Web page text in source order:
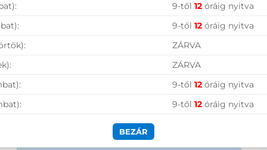
Szolgáltatásaink vállalkozásoknak
9-től 12óráig nyitva
9-től 12óráig nyitva
ZÁRVA
ZÁRVA
9-től 12óráig nyitva
9-től 12óráig nyitva
BEZÁR